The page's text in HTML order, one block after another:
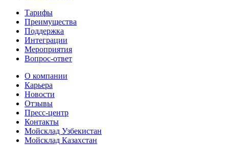
Тарифы
Преимущества
Поддержка
Интеграции
Мероприятия
Вопрос-ответ
О компании
Карьера
Новости
Отзывы
Пресс-центр
Контакты
Мойсклад Узбекистан
Мойсклад Казахстан